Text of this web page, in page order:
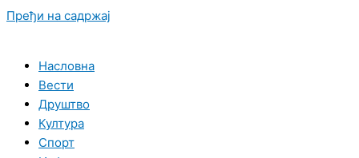
Пређи на садржај
Насловна
Вести
Друштво
Култура
Спорт